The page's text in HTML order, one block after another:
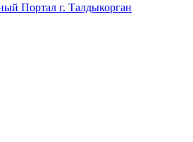
Портал г. Талдыкорган